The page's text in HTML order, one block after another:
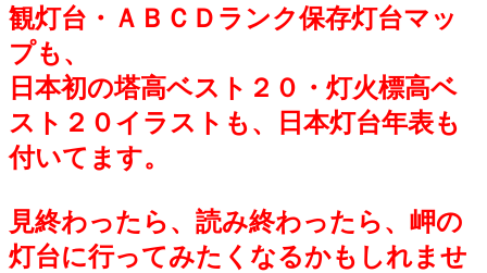
観灯台・ＡＢＣＤランク保存灯台マッ
プも、
日本初の塔高ベスト２０・灯火標高ベ
スト２０イラストも、日本灯台年表も
付いてます。
見終わったら、読み終わったら、岬の
灯台に行ってみたくなるかもしれませ